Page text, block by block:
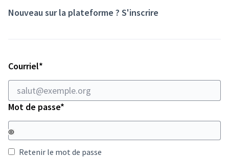
Nouveau sur la plateforme ? S'inscrire
Courriel*
Mot de passe*
Retenir le mot de passe